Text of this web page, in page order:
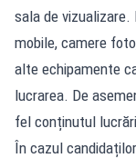
sala de
mobile, camere
alte echipamente
lucrarea. De
fel conținutul
În cazul